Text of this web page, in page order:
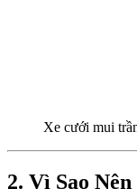
Xe cưới mui
2. Vì Sao